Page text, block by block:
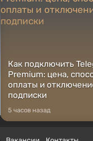
Как подключить
Premium: цена,
оплаты и
подписки
5 часов назад